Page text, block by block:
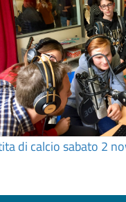
di calcio sabato 2